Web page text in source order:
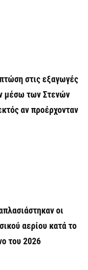
στις εξαγωγές
μέσω των Στενών
αν προέρχονταν
οι
αερίου κατά το
του 2026